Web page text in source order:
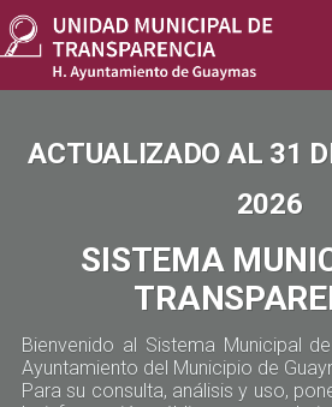
ACTUALIZADO AL 31
2026
SISTEMA
Bienvenido al Sistema Municipal
Ayuntamiento del Municipio de
Para su consulta, análisis y uso,